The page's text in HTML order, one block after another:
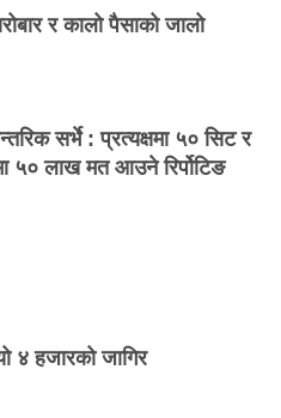
र कालो पैसाको जालो
सर्भे : प्रत्यक्षमा ५० सिट र
५० लाख मत आउने रिर्पोटिङ
४ हजारको जागिर